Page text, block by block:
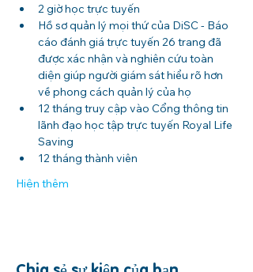
2 giờ học trực tuyến
Hồ sơ quản lý mọi thứ của DiSC - Báo
cáo đánh giá trực tuyến 26 trang đã
được xác nhận và nghiên cứu toàn
diện giúp người giám sát hiểu rõ hơn
về phong cách quản lý của họ
12 tháng truy cập vào Cổng thông tin
lãnh đạo học tập trực tuyến Royal Life
Saving
12 tháng thành viên
Hiện thêm